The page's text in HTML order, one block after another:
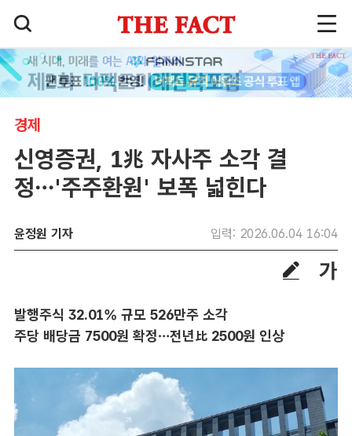
경제
신영증권, 1兆 자사주 소각 결
정…'주주환원' 보폭 넓힌다
윤정원 기자 입력: 2026.06.04 16:04
발행주식 32.01% 규모 526만주 소각
주당 배당금 7500원 확정…전년比 2500원 인상